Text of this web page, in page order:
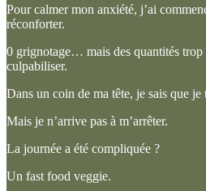
Pour calmer mon anxiété, j’ai
réconforter.
0 grignotage… mais des quantités trop
culpabiliser.
Dans un coin de ma tête, je sais que je
Mais je n’arrive pas à m’arrêter.
La journée a été compliquée ?
Un fast food veggie.